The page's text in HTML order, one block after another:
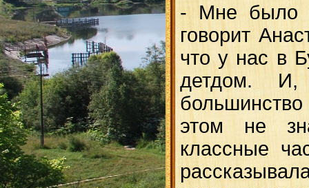
- Мне было
говорит
что у нас в
детдом. И,
этом не
классные